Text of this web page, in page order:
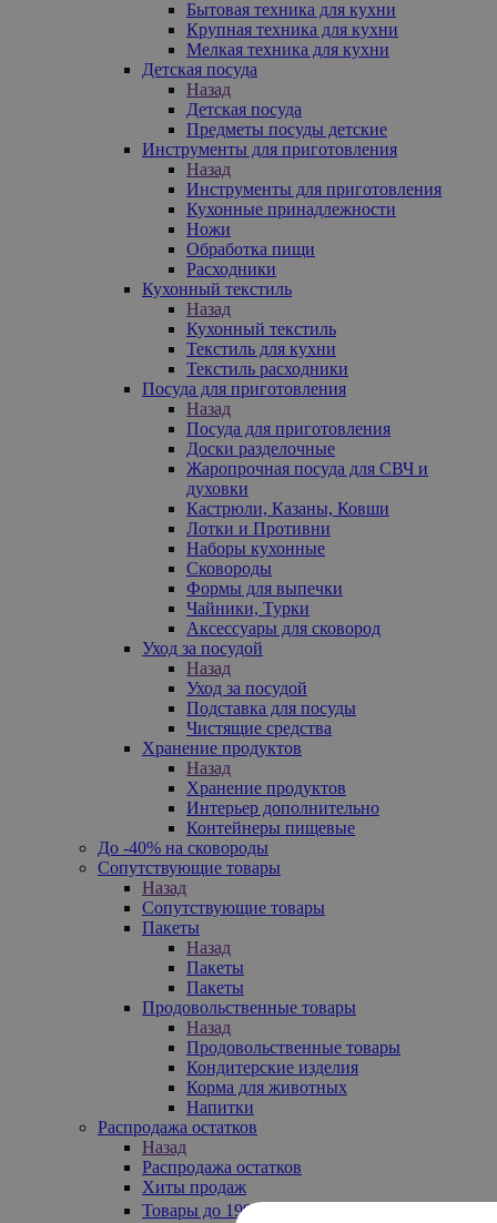
Бытовая техника для кухни
Крупная техника для кухни
Мелкая техника для кухни
Детская посуда
Назад
Детская посуда
Предметы посуды детские
Инструменты для приготовления
Назад
Инструменты для приготовления
Кухонные принадлежности
Ножи
Обработка пищи
Расходники
Кухонный текстиль
Назад
Кухонный текстиль
Текстиль для кухни
Текстиль расходники
Посуда для приготовления
Назад
Посуда для приготовления
Доски разделочные
Жаропрочная посуда для СВЧ и
духовки
Кастрюли, Казаны, Ковши
Лотки и Противни
Наборы кухонные
Сковороды
Формы для выпечки
Чайники, Турки
Аксессуары для сковород
Уход за посудой
Назад
Уход за посудой
Подставка для посуды
Чистящие средства
Хранение продуктов
Назад
Хранение продуктов
Интерьер дополнительно
Контейнеры пищевые
До -40% на сковороды
Сопутствующие товары
Назад
Сопутствующие товары
Пакеты
Назад
Пакеты
Пакеты
Продовольственные товары
Назад
Продовольственные товары
Кондитерские изделия
Корма для животных
Напитки
Распродажа остатков
Назад
Распродажа остатков
Хиты продаж
Товары до 199₽